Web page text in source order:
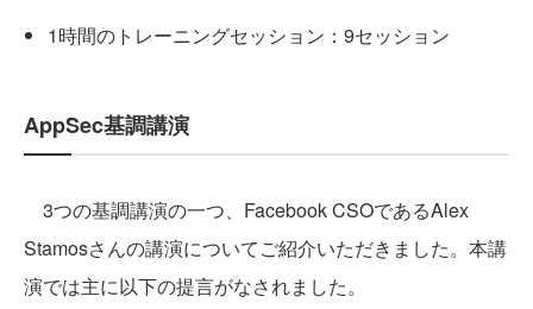
1時間のトレーニングセッション：9セッション
AppSec基調講演
3つの基調講演の一つ、Facebook CSOであるAlex
Stamosさんの講演についてご紹介いただきました。本講
演では主に以下の提言がなされました。